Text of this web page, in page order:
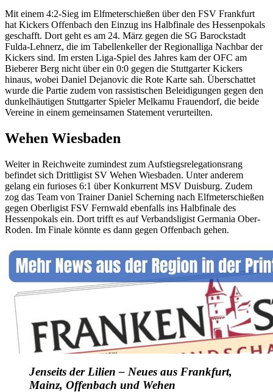
Mit einem 4:2-Sieg im Elfmeterschießen über den FSV Frankfurt
hat Kickers Offenbach den Einzug ins Halbfinale des Hessenpokals
geschafft. Dort geht es am 24. März gegen die SG Barockstadt
Fulda-Lehnerz, die im Tabellenkeller der Regionalliga Nachbar der
Kickers sind. Im ersten Liga-Spiel des Jahres kam der OFC am
Bieberer Berg nicht über ein 0:0 gegen die Stuttgarter Kickers
hinaus, wobei Daniel Dejanovic die Rote Karte sah. Überschattet
wurde die Partie zudem von rassistischen Beleidigungen gegen den
dunkelhäutigen Stuttgarter Spieler Melkamu Frauendorf, die beide
Vereine in einem gemeinsamen Statement verurteilten.
Wehen Wiesbaden
Weiter in Reichweite zumindest zum Aufstiegsrelegationsrang
befindet sich Drittligist SV Wehen Wiesbaden. Unter anderem
gelang ein furioses 6:1 über Konkurrent MSV Duisburg. Zudem
zog das Team von Trainer Daniel Scherning nach Elfmeterschießen
gegen Oberligist FSV Fernwald ebenfalls ins Halbfinale des
Hessenpokals ein. Dort trifft es auf Verbandsligist Germania Ober-
Roden. Im Finale könnte es dann gegen Offenbach gehen.
Jenseits der Lilien – Neues aus Frankfurt,
Mainz, Offenbach und Wehen